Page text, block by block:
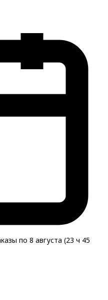
по 8 августа (23 ч 45